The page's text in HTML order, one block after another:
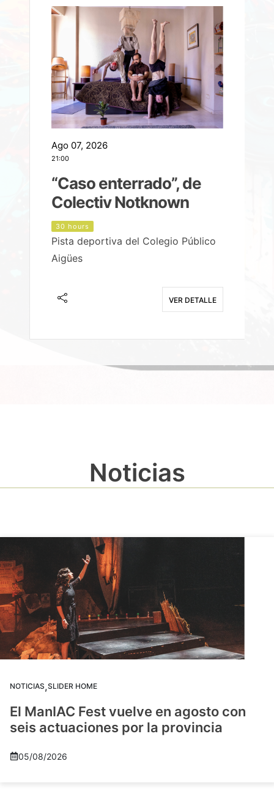
Ago 07, 2026
21:00
“Caso enterrado”, de
Colectiv Notknown
30 hours
Pista deportiva del Colegio Público
Aigües
VER DETALLE
Noticias
NOTICIAS,SLIDER HOME
El ManIAC Fest vuelve en agosto con
seis actuaciones por la provincia
05/08/2026